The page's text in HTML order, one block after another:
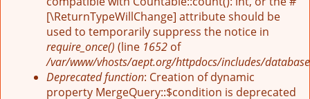
[\ReturnTypeWillChange] attribute should be
used to temporarily suppress the notice in
require_once() (line 1652 of
/var/www/vhosts/aept.org/httpdocs/includes/
Deprecated function: Creation of dynamic
property MergeQuery::$condition is deprecated